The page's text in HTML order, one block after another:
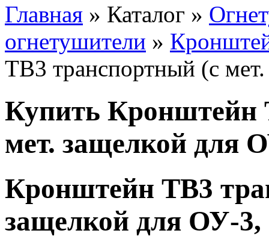
Главная » Каталог »
огнетушители »
ТВ3 транспортный (с
Купить Кронштейн
мет. защелкой для
Кронштейн ТВ3
защелкой для ОУ-3,